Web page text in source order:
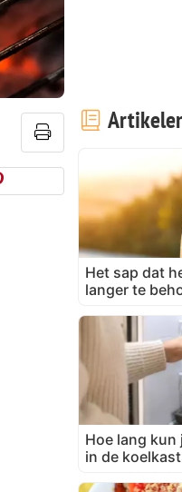
Het sap dat
langer te
Hoe lang kun
in de